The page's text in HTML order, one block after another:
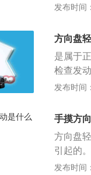
低，因
出现了
发动机
好还是
发布时间
方向盘
是属于
检查发
了问题
盘，三
过后期
是需要
发布时间
手摸方
方向盘
引起的
机脚垫
发布时间